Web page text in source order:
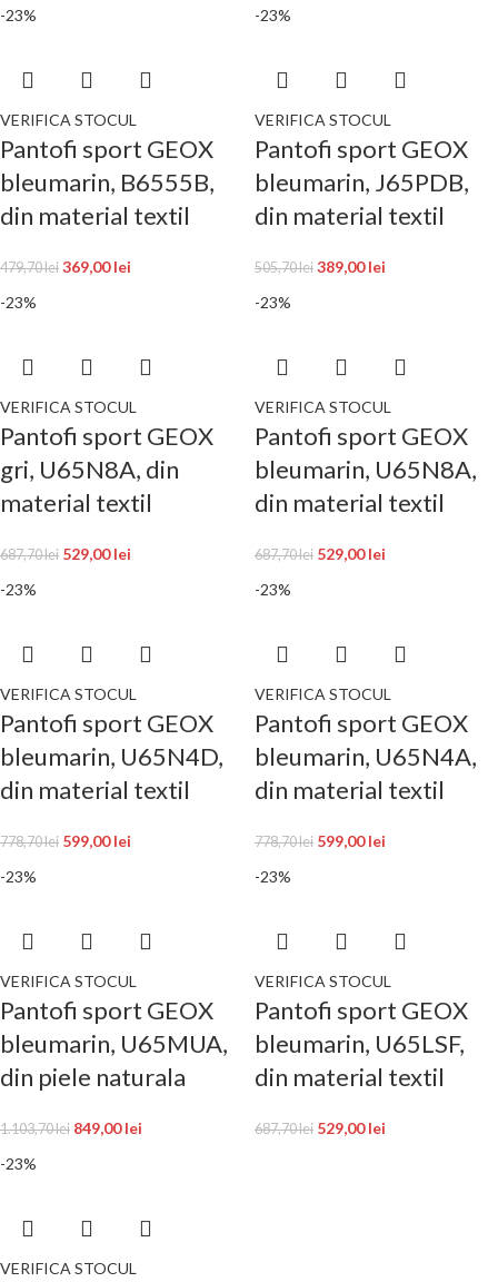
-23%
VERIFICA STOCUL
Pantofi sport GEOX
bleumarin, B6555B,
din material textil
479,70lei 369,00lei
-23%
VERIFICA STOCUL
Pantofi sport GEOX
bleumarin, J65PDB,
din material textil
505,70lei 389,00lei
-23%
VERIFICA STOCUL
Pantofi sport GEOX
gri, U65N8A, din
material textil
687,70lei 529,00lei
-23%
VERIFICA STOCUL
Pantofi sport GEOX
bleumarin, U65N8A,
din material textil
687,70lei 529,00lei
-23%
VERIFICA STOCUL
Pantofi sport GEOX
bleumarin, U65N4D,
din material textil
778,70lei 599,00lei
-23%
VERIFICA STOCUL
Pantofi sport GEOX
bleumarin, U65N4A,
din material textil
778,70lei 599,00lei
-23%
VERIFICA STOCUL
Pantofi sport GEOX
bleumarin, U65MUA,
din piele naturala
1.103,70lei 849,00lei
-23%
VERIFICA STOCUL
Pantofi sport GEOX
bleumarin, U65LSF,
din material textil
687,70lei 529,00lei
-23%
VERIFICA STOCUL